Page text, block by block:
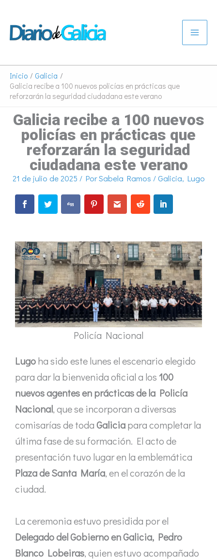
contenido
Inicio
Galicia
Galicia recibe a 100 nuevos policías en prácticas que
reforzarán la seguridad ciudadana este verano
Galicia recibe a 100 nuevos
policías en prácticas que
reforzarán la seguridad
ciudadana este verano
21 de julio de 2025 / PorSabela Ramos /Galicia, Lugo
Policía Nacional
Lugoha sido este lunes el escenario elegido
para dar la bienvenida oficial a los100
nuevos agentes en prácticas de la Policía
Nacional, que se incorporan a diversas
comisarías de todaGaliciapara completar la
última fase de su formación. El acto de
presentación tuvo lugar en la emblemática
Plaza de Santa María, en el corazón de la
ciudad.
La ceremonia estuvo presidida por el
Delegado del Gobierno en Galicia, Pedro
Blanco Lobeiras, quien estuvo acompañado